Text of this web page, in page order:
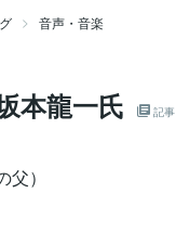
音声・音楽
本龍一氏 記事
）